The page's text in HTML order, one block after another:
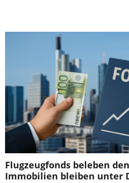
Flugzeugfonds beleben
Immobilien bleiben unter